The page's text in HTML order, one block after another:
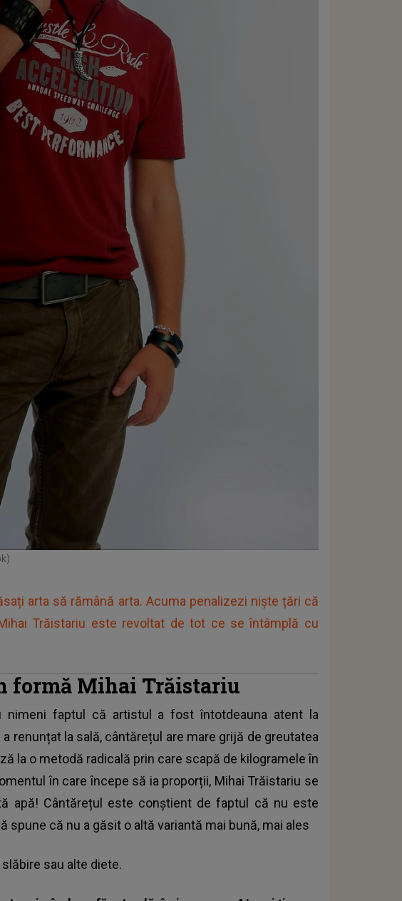
arta să rămână arta. Acuma penalizezi niște țări că
Trăistariu este revoltat de tot ce se întâmplă cu
formă Mihai Trăistariu
faptul că artistul a fost întotdeauna atent la
renunțat la sală, cântărețul are mare grijă de greutatea
la o metodă radicală prin care scapă de kilogramele în
în care începe să ia proporții, Mihai Trăistariu se
apă! Cântărețul este conștient de faptul că nu este
spune că nu a găsit o altă variantă mai bună, mai ales
sau alte diete.